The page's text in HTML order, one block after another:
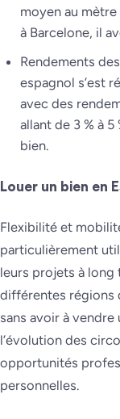
moyen au
à Barcelone, il
Rendements
espagnol s’est
avec des
allant de 3 % à
bien.
Louer un bien en
Flexibilité et
particulièrement
leurs projets à
différentes régions
sans avoir à vendre
l’évolution des
opportunités
personnelles.